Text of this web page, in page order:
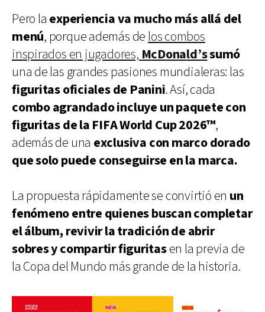
Pero la experiencia va mucho más allá del
menú, porque además de los combos
inspirados en jugadores, McDonald’ssumó
una de las grandes pasiones mundialeras: las
figuritas oficiales de Panini. Así, cada
combo agrandado incluye un paquete con
figuritas de la FIFA World Cup 2026™,
además de una exclusiva con marco dorado
que solo puede conseguirse en la marca.
La propuesta rápidamente se convirtió en un
fenómeno entre quienes buscan completar
el álbum, revivir la tradición de abrir
sobres y compartir figuritasen la previa de
la Copa del Mundo más grande de la historia.